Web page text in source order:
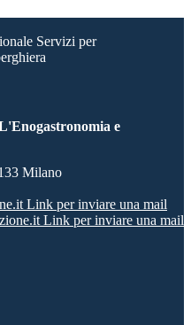
Servizi per
e
Milano
Link per inviare una mail
Link per inviare una mail